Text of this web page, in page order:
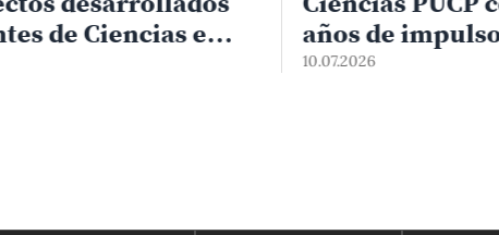
años de impulso a la
investigación y la formación